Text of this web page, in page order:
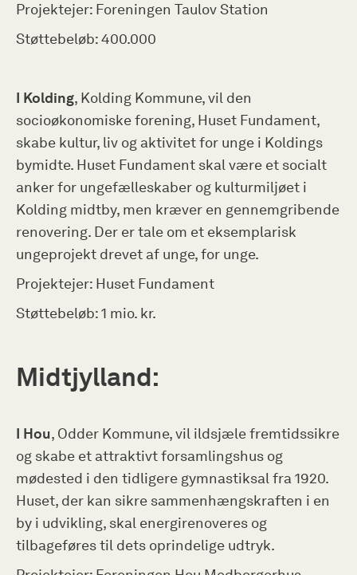
Projektejer: Foreningen Taulov Station
Støttebeløb: 400.000
I Kolding, Kolding Kommune, vil den
socioøkonomiske forening, Huset Fundament,
skabe kultur, liv og aktivitet for unge i Koldings
bymidte. Huset Fundament skal være et socialt
anker for ungefælleskaber og kulturmiljøet i
Kolding midtby, men kræver en gennemgribende
renovering. Der er tale om et eksemplarisk
ungeprojekt drevet af unge, for unge.
Projektejer: Huset Fundament
Støttebeløb: 1 mio. kr.
Midtjylland:
I Hou, Odder Kommune, vil ildsjæle fremtidssikre
og skabe et attraktivt forsamlingshus og
mødested i den tidligere gymnastiksal fra 1920.
Huset, der kan sikre sammenhængskraften i en
by i udvikling, skal energirenoveres og
tilbageføres til dets oprindelige udtryk.